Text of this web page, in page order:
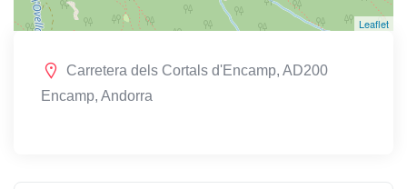
Leaflet
Carretera dels Cortals d'Encamp, AD200
Encamp, Andorra